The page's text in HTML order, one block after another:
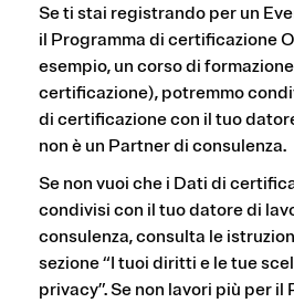
Se ti stai registrando per un
il Programma di certificazione
esempio, un corso di
certificazione), potremmo
di certificazione con il tuo
non è un Partner di consulenza.
Se non vuoi che i Dati di
condivisi con il tuo datore di
consulenza, consulta le
sezione “I tuoi diritti e le tue
privacy”. Se non lavori più per il